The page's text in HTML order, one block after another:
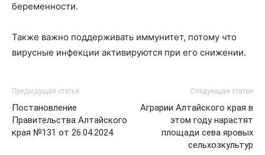
беременности.
Также важно поддерживать иммунитет, потому что
вирусные инфекции активируются при его снижении.
Предыдущая статья
Постановление
Правительства Алтайского
края №131 от 26.04.2024
Следующая статья
Аграрии Алтайского края в
этом году нарастят
площади сева яровых
сельхозкультур